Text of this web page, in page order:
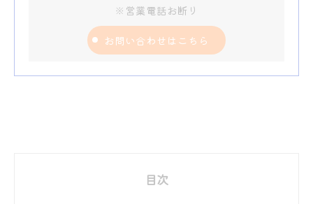
※営業電話お断り
お問い合わせはこちら
目次